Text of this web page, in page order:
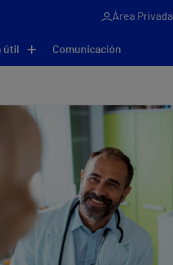
Área Privada
útil Comunicación